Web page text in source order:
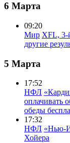
6 Марта
09:20
Мир XFL, 3-
другие
5 Марта
17:52
НФЛ
оплачивать
обеды
17:32
НФЛ «Нью-
Хойера